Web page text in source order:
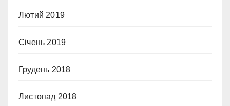
Лютий 2019
Січень 2019
Грудень 2018
Листопад 2018